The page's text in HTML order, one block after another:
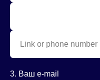
3. Ваш e-mail